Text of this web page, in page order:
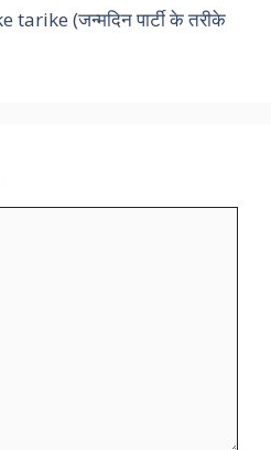
(जन्मदिन पार्टी के तरीके